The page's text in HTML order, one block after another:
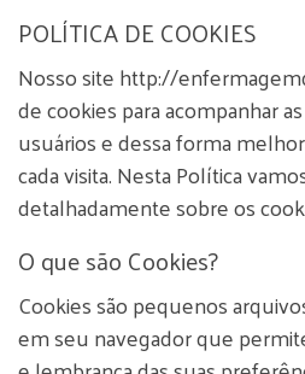
POLÍTICA DE COOKIES
Nosso site http://
de cookies para acompanhar
usuários e dessa forma
cada visita. Nesta Política
detalhadamente sobre os
O que são Cookies?
Cookies são pequenos
em seu navegador que